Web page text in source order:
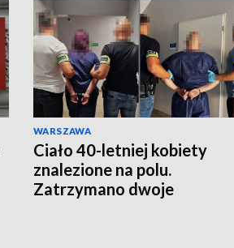
WARSZAWA
Ciało 40-letniej kobiety
znalezione na polu.
Zatrzymano dwoje